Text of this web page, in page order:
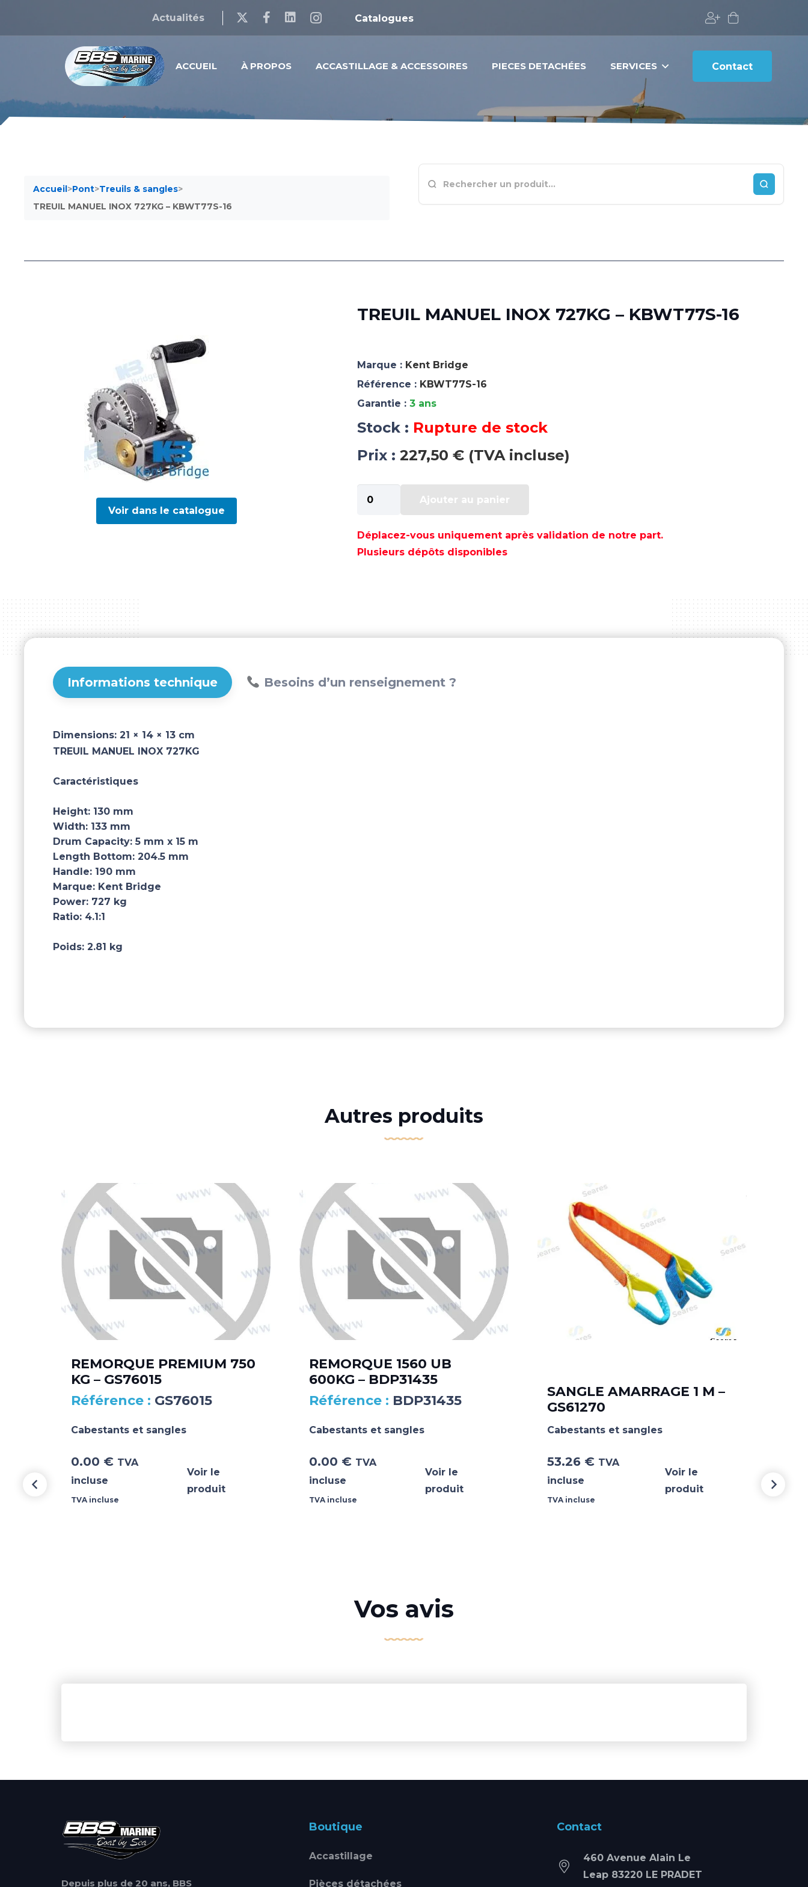
Actualités Catalogues
ACCUEIL À PROPOS ACCASTILLAGE & ACCESSOIRES PIECES DETACHÉES SERVICES Contact
Accueil>Pont>Treuils & sangles>
TREUIL MANUEL INOX 727KG – KBWT77S-16
Voir dans le catalogue
TREUIL MANUEL INOX 727KG – KBWT77S-16
Marque : Kent Bridge
Référence : KBWT77S-16
Garantie : 3 ans
Stock : Rupture de stock
Prix : 227,50 € (TVA incluse)
de
MANUEL
INOX
Ajouter au panier
Déplacez-vous uniquement après validation de notre part.
Plusieurs dépôts disponibles
Informations technique Besoins d’un renseignement ?
Dimensions: 21 × 14 × 13 cm
TREUIL MANUEL INOX 727KG
Caractéristiques
Height: 130 mm
Width: 133 mm
Drum Capacity: 5 mm x 15 m
Length Bottom: 204.5 mm
Handle: 190 mm
Marque: Kent Bridge
Power: 727 kg
Ratio: 4.1:1
Poids: 2.81 kg
Autres produits
REMORQUE PREMIUM 750
KG – GS76015
GS76015
Cabestants et sangles
0.00 € TVA
incluse
TVA incluse
Voir le
produit
REMORQUE 1560 UB
600KG – BDP31435
BDP31435
Cabestants et sangles
0.00 € TVA
incluse
TVA incluse
Voir le
produit
SANGLE AMARRAGE 1 M –
GS61270
Cabestants et sangles
53.26 € TVA
incluse
TVA incluse
Voir le
produit
Vos avis
Depuis plus de 20 ans, BBS
Boutique
Accastillage
Pièces détachées
Contact
460 Avenue Alain Le
Leap 83220 LE PRADET